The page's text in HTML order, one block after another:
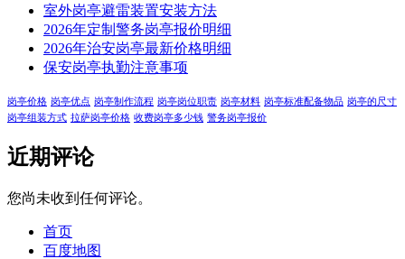
室外岗亭避雷装置安装方法
2026年定制警务岗亭报价明细
2026年治安岗亭最新价格明细
保安岗亭执勤注意事项
岗亭价格 岗亭优点 岗亭制作流程 岗亭岗位职责 岗亭材料 岗亭标准配备物品 岗亭的尺寸
岗亭组装方式 拉萨岗亭价格 收费岗亭多少钱 警务岗亭报价
近期评论
您尚未收到任何评论。
首页
百度地图